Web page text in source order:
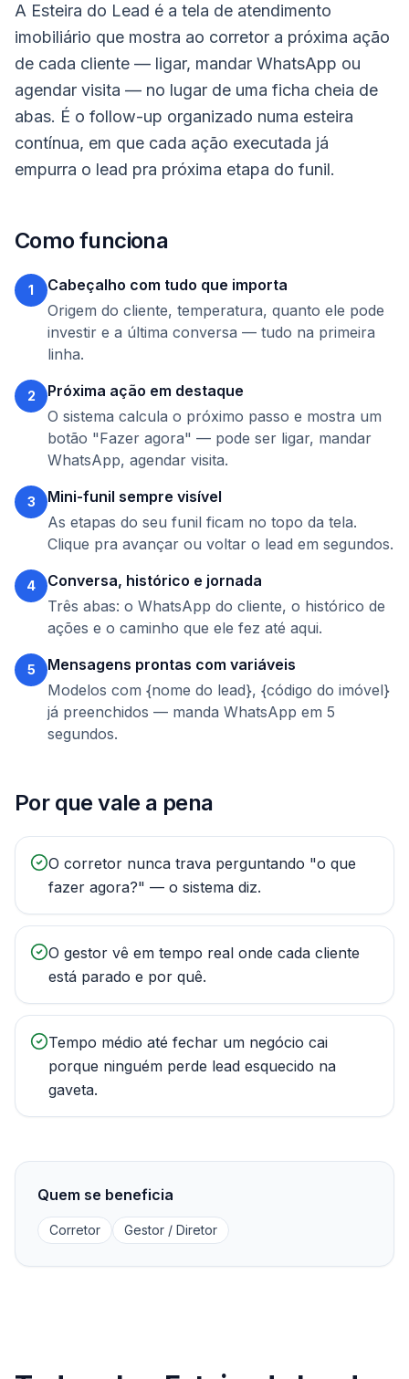
A Esteira do Lead é a tela de atendimento
imobiliário que mostra ao corretor a próxima ação
de cada cliente — ligar, mandar WhatsApp ou
agendar visita — no lugar de uma ficha cheia de
abas. É o follow-up organizado numa esteira
contínua, em que cada ação executada já
empurra o lead pra próxima etapa do funil.
Como funciona
1
Cabeçalho com tudo que importa
Origem do cliente, temperatura, quanto ele pode
investir e a última conversa — tudo na primeira
linha.
2
Próxima ação em destaque
O sistema calcula o próximo passo e mostra um
botão "Fazer agora" — pode ser ligar, mandar
WhatsApp, agendar visita.
3
Mini-funil sempre visível
As etapas do seu funil ficam no topo da tela.
Clique pra avançar ou voltar o lead em segundos.
4
Conversa, histórico e jornada
Três abas: o WhatsApp do cliente, o histórico de
ações e o caminho que ele fez até aqui.
5
Mensagens prontas com variáveis
Modelos com {nome do lead}, {código do imóvel}
já preenchidos — manda WhatsApp em 5
segundos.
Por que vale a pena
O corretor nunca trava perguntando "o que
fazer agora?" — o sistema diz.
O gestor vê em tempo real onde cada cliente
está parado e por quê.
Tempo médio até fechar um negócio cai
porque ninguém perde lead esquecido na
gaveta.
Quem se beneficia
Corretor Gestor / Diretor